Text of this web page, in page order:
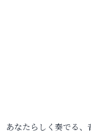
あなたらしく奏でる、